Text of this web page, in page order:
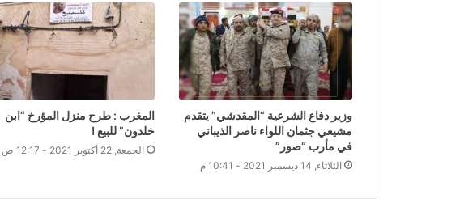
وزير دفاع الشرعية “المقدشي” يتقدم
مشيعي جثمان اللواء ناصر الذيباني
في مأرب “صور”
الثلاثاء, 14 ديسمبر 2021 - 10:41 م
المغرب : طرح منزل المؤرخ “ابن
خلدون” للبيع !
الجمعة, 22 أكتوبر 2021 - 12:17 ص